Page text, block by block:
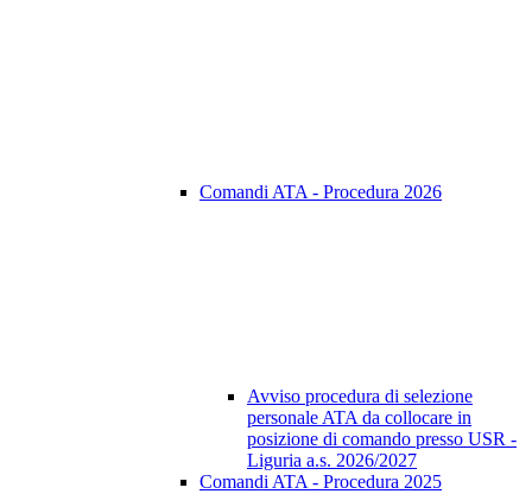
Comandi ATA - Procedura 2026
Avviso procedura di selezione
personale ATA da collocare in
posizione di comando presso USR -
Liguria a.s. 2026/2027
Comandi ATA - Procedura 2025